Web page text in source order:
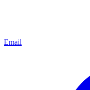
Email